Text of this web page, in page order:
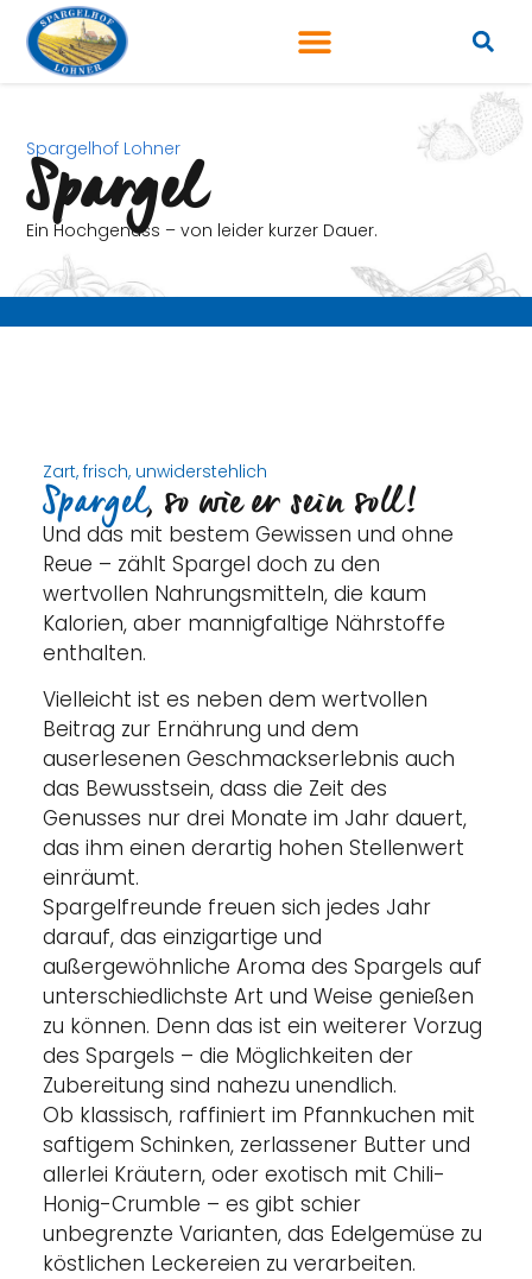
Spargelhof Lohner
Spargel
Ein Hochgenuss – von leider kurzer Dauer.
Zart, frisch, unwiderstehlich
Spargel, so wie er sein soll!
Und das mit bestem Gewissen und ohne
Reue – zählt Spargel doch zu den
wertvollen Nahrungsmitteln, die kaum
Kalorien, aber mannigfaltige Nährstoffe
enthalten.
Vielleicht ist es neben dem wertvollen
Beitrag zur Ernährung und dem
auserlesenen Geschmackserlebnis auch
das Bewusstsein, dass die Zeit des
Genusses nur drei Monate im Jahr dauert,
das ihm einen derartig hohen Stellenwert
einräumt.
Spargelfreunde freuen sich jedes Jahr
darauf, das einzigartige und
außergewöhnliche Aroma des Spargels auf
unterschiedlichste Art und Weise genießen
zu können. Denn das ist ein weiterer Vorzug
des Spargels – die Möglichkeiten der
Zubereitung sind nahezu unendlich.
Ob klassisch, raffiniert im Pfannkuchen mit
saftigem Schinken, zerlassener Butter und
allerlei Kräutern, oder exotisch mit Chili-
Honig-Crumble – es gibt schier
unbegrenzte Varianten, das Edelgemüse zu
köstlichen Leckereien zu verarbeiten.